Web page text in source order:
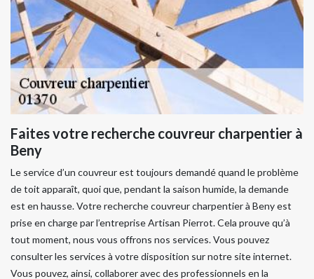
Faites votre recherche couvreur charpentier à
Beny
Le service d’un couvreur est toujours demandé quand le problème
de toit apparaît, quoi que, pendant la saison humide, la demande
est en hausse. Votre recherche couvreur charpentier à Beny est
prise en charge par l’entreprise Artisan Pierrot. Cela prouve qu’à
tout moment, nous vous offrons nos services. Vous pouvez
consulter les services à votre disposition sur notre site internet.
Vous pouvez, ainsi, collaborer avec des professionnels en la